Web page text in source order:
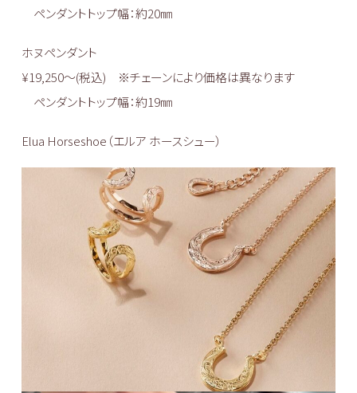
ペンダントトップ幅：約20㎜
ホヌペンダント
¥19,250〜(税込) ※チェーンにより価格は異なります
ペンダントトップ幅：約19㎜
Elua Horseshoe（エルア ホースシュー）